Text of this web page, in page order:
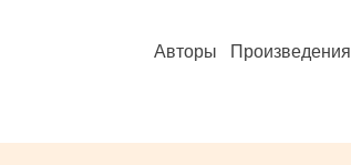
Авторы Произведения